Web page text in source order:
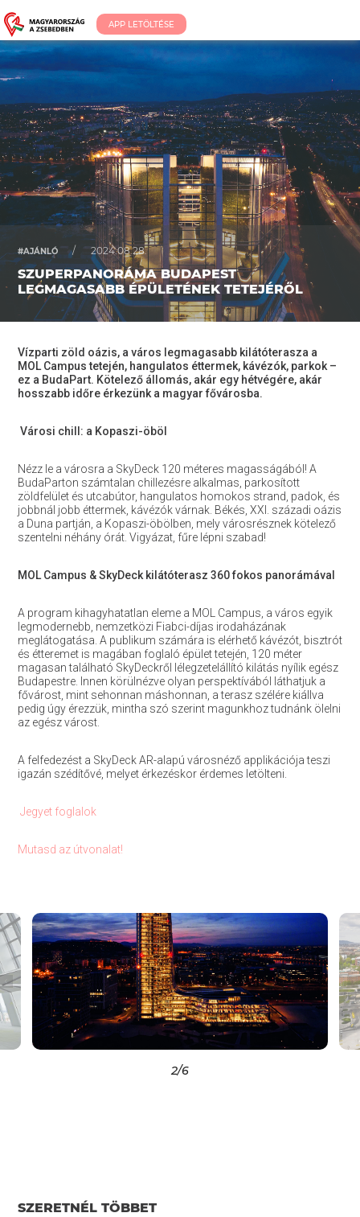
APP LETÖLTÉSE
#AJÁNLÓ / 2024.08.28.
SZUPERPANORÁMA BUDAPEST
LEGMAGASABB ÉPÜLETÉNEK TETEJÉRŐL
Vízparti zöld oázis, a város legmagasabb kilátóterasza a
MOL Campus tetején, hangulatos éttermek, kávézók, parkok –
ez a BudaPart. Kötelező állomás, akár egy hétvégére, akár
hosszabb időre érkezünk a magyar fővárosba.
Városi chill: a Kopaszi-öböl
Nézz le a városra a SkyDeck 120 méteres magasságából! A
BudaParton számtalan chillezésre alkalmas, parkosított
zöldfelület és utcabútor, hangulatos homokos strand, padok, és
jobbnál jobb éttermek, kávézók várnak. Békés, XXI. századi oázis
a Duna partján, a Kopaszi-öbölben, mely városrésznek kötelező
szentelni néhány órát. Vigyázat, fűre lépni szabad!
MOL Campus & SkyDeck kilátóterasz 360 fokos panorámával
A program kihagyhatatlan eleme a MOL Campus, a város egyik
legmodernebb, nemzetközi Fiabci-díjas irodaházának
meglátogatása. A publikum számára is elérhető kávézót, bisztrót
és étteremet is magában foglaló épület tetején, 120 méter
magasan található SkyDeckről lélegzetelállító kilátás nyílik egész
Budapestre. Innen körülnézve olyan perspektívából láthatjuk a
fővárost, mint sehonnan máshonnan, a terasz szélére kiállva
pedig úgy érezzük, mintha szó szerint magunkhoz tudnánk ölelni
az egész várost.
A felfedezést a SkyDeck AR-alapú városnéző applikációja teszi
igazán szédítővé, melyet érkezéskor érdemes letölteni.
Jegyet foglalok
Mutasd az útvonalat!
2/6
SZERETNÉL TÖBBET